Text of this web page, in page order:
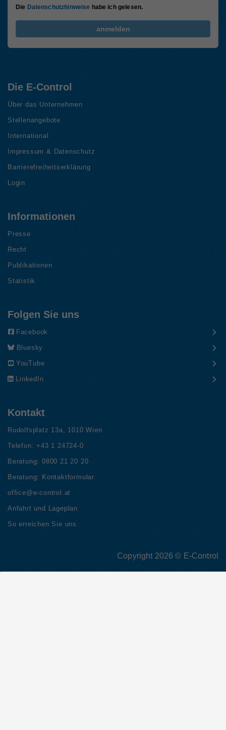
Die E-Control
Über das Unternehmen
Stellenangebote
International
Impressum & Datenschutz
Barrierefreiheitserklärung
Login
Informationen
Presse
Recht
Publikationen
Statistik
Folgen Sie uns
Facebook
Bluesky
YouTube
LinkedIn
Kontakt
Rudolfsplatz 13a, 1010 Wien
Telefon:+43 1 24724-0
Beratung: 0800 21 20 20
Beratung: Kontaktformular
office@e-control.at
Anfahrt und Lageplan
So erreichen Sie uns
Die Datenschutzhinweise habe ich gelesen.
FriendlyCaptcha Checkbox (keine Interaktion)
anmelden
Copyright 2026 © E-Control